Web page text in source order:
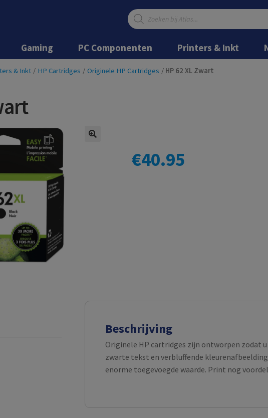
Ga
naar
navigatie
Ga
inhoud
Producten
zoeken
Gaming PC Componenten Printers & Inkt
& Inkt / HP Cartridges / Originele HP Cartridges / HP 62 XL Zwart
€40.95
Beschrijving
Originele HP cartridges zijn ontworpen zodat
zwarte tekst en verbluffende
enorme toegevoegde waarde. Print nog